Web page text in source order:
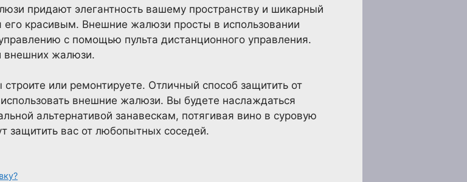
придают элегантность вашему пространству и шикарный
красивым. Внешние жалюзи просты в использовании
с помощью пульта дистанционного управления.
внешних жалюзи.
или ремонтируете. Отличный способ защитить от
внешние жалюзи. Вы будете наслаждаться
альтернативой занавескам, потягивая вино в суровую
защитить вас от любопытных соседей.